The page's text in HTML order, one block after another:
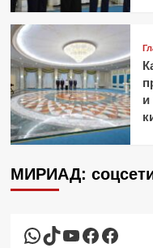
и
МИРИАД:
WhatsApp
TikTok
YouTube
Facebook